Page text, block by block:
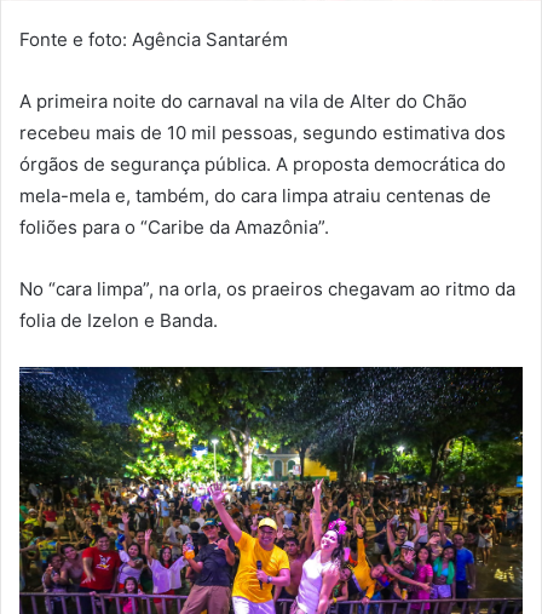
Fonte e foto: Agência Santarém
A primeira noite do carnaval na vila de Alter do Chão
recebeu mais de 10 mil pessoas, segundo estimativa dos
órgãos de segurança pública. A proposta democrática do
mela-mela e, também, do cara limpa atraiu centenas de
foliões para o “Caribe da Amazônia”.
No “cara limpa”, na orla, os praeiros chegavam ao ritmo da
folia de Izelon e Banda.